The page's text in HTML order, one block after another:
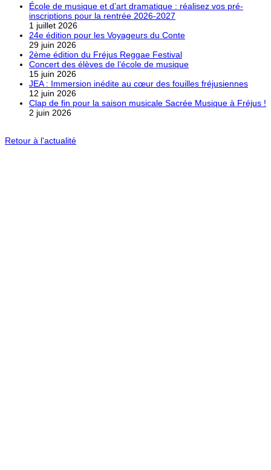
École de musique et d’art dramatique : réalisez vos pré-
inscriptions pour la rentrée 2026-2027
1 juillet 2026
24e édition pour les Voyageurs du Conte
29 juin 2026
2ème édition du Fréjus Reggae Festival
Concert des élèves de l’école de musique
15 juin 2026
JEA : Immersion inédite au cœur des fouilles fréjusiennes
12 juin 2026
Clap de fin pour la saison musicale Sacrée Musique à Fréjus !
2 juin 2026
Retour à l'actualité